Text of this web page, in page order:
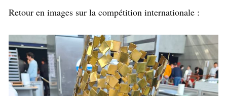
Retour en images sur la compétition internationale :